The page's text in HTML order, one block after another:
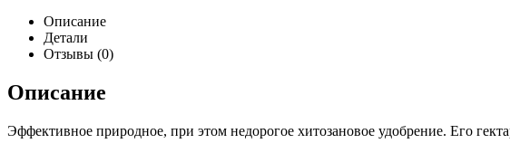
Описание
Детали
Отзывы (0)
Описание
Эффективное природное, при этом недорогое хитозановое удобрение. Его